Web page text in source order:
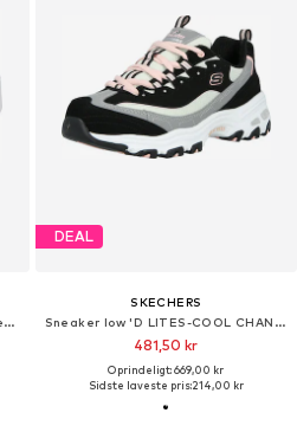
Sneaker low 'Cordova Classic - Best Behavio'
DEAL
SKECHERS
Sneaker low 'D LITES-COOL CHANGE'
481,50 kr
Oprindeligt: 669,00 kr
Sidste laveste pris:214,00 kr